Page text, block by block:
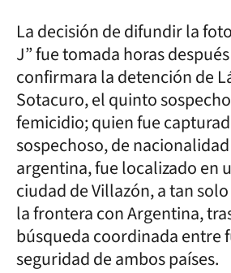
La decisión de difundir la
J” fue tomada horas
confirmara la detención de
Sotacuro, el quinto
femicidio; quien fue
sospechoso, de
argentina, fue localizado en
ciudad de Villazón, a tan
la frontera con Argentina,
búsqueda coordinada entre
seguridad de ambos países.